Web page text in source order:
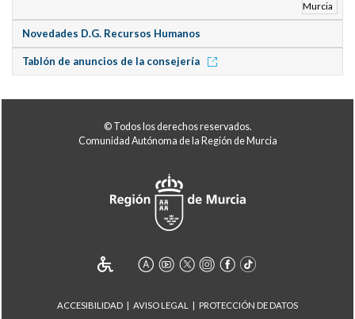
Novedades D.G. Recursos Humanos
Tablón de anuncios de la consejería
© Todos los derechos reservados.
Comunidad Autónoma de la Región de Murcia
ACCESIBILIDAD AVISO LEGAL PROTECCIÓN DE DATOS